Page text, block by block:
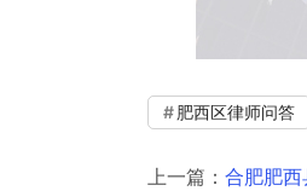
肥西区律师问答
上一篇： 合肥肥西